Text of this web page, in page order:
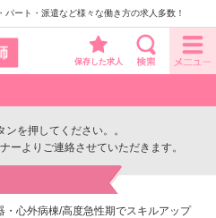
ート・派遣など様々な働き方の求人多数！
保存した求人
を押してください。。
ーよりご連絡させていただきます。
・心外病棟/高度急性期でスキルアップ